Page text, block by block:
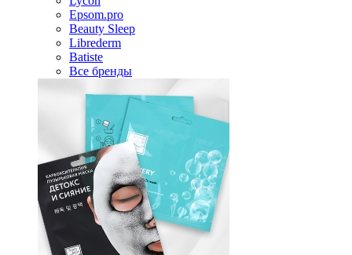
Epsom.pro
Beauty Sleep
Librederm
Batiste
Все бренды